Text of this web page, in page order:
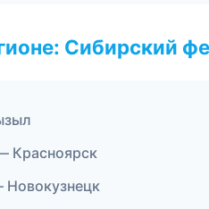
Сибирский
Красноярск
Новокузнецк